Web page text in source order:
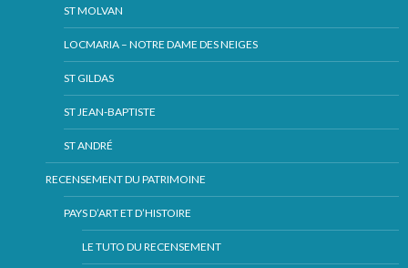
ST MOLVAN
LOCMARIA – NOTRE DAME DES NEIGES
ST GILDAS
ST JEAN-BAPTISTE
ST ANDRÉ
RECENSEMENT DU PATRIMOINE
PAYS D’ART ET D’HISTOIRE
LE TUTO DU RECENSEMENT